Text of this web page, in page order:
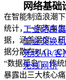
网络基础
工业路由器
工业交换机
无线AP/客
无线网桥
在智能制造浪潮
统计，一条汽车
据，涵盖温度、
据分散在PLC、
“数据孤岛”。传
暴露出三大核心痛